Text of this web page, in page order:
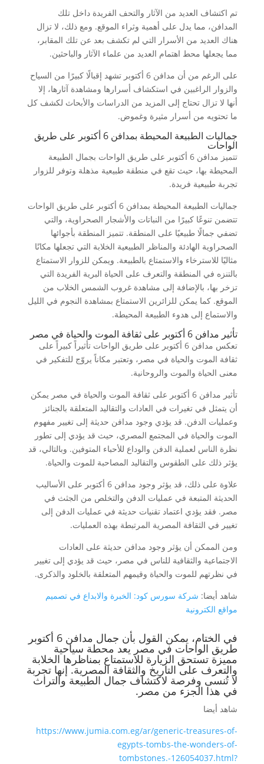
تم اكتشاف العديد من الآثار والتحف الفريدة داخل تلك
المدافن، مما يدل على أهمية وثراء الموقع. ومع ذلك، لا تزال
هناك العديد من الأسرار التي لم تكشف بعد عن تلك المقابر،
مما يجعلها محط اهتمام العديد من علماء الآثار والباحثين.
على الرغم من أن مدافن 6 أكتوبر تشهد إقبالًا كبيرًا من السياح
والزوار الراغبين في استكشاف أسرارها ومشاهدة آثارها، إلا
أنها لا تزال تحتاج إلى المزيد من الدراسات والأبحاث لكشف كل
ما تحتويه من أسرار مثيرة وغموض.
جماليات الطبيعة المحيطة بمدافن 6 أكتوبر على طريق
الواحات
تتميز مدافن 6 أكتوبر على طريق الواحات بجمال الطبيعة
المحيطة بها، حيث تقع في منطقة طبيعية مذهلة وتوفر للزوار
تجربة طبيعية فريدة.
جماليات الطبيعة المحيطة بمدافن 6 أكتوبر على طريق الواحات
تتضمن تنوعًا كبيرًا من النباتات والأشجار الصحراوية، والتي
تضفي جمالًا طبيعيًا على المنطقة. تتميز المنطقة بأجوائها
الصحراوية الهادئة والمناظر الطبيعية الخلابة التي تجعلها مكانًا
مثاليًا للاسترخاء والاستمتاع بالطبيعة. ويمكن للزوار الاستمتاع
بالتنزه في المنطقة والتعرف على الحياة البرية الفريدة التي
تزخر بها، بالإضافة إلى مشاهدة غروب الشمس الخلاب من
الموقع. كما يمكن للزائرين الاستمتاع بمشاهدة النجوم في الليل
والاستماع إلى هدوء الطبيعة المحيطة.
تأثير مدافن 6 أكتوبر على ثقافة الموت والحياة في مصر
تعكس مدافن 6 أكتوبر على طريق الواحات تأثيراً كبيراً على
ثقافة الموت والحياة في مصر، وتعتبر مكاناً يروّج للتفكير في
معنى الحياة والموت والروحانية.
تأثير مدافن 6 أكتوبر على ثقافة الموت والحياة في مصر يمكن
أن يتمثل في تغيرات في العادات والتقاليد المتعلقة بالجنائز
وعمليات الدفن. قد يؤدي وجود مدافن حديثة إلى تغيير مفهوم
الموت والحياة في المجتمع المصري، حيث قد يؤدي إلى تطور
نظرة الناس لعملية الدفن والوداع للأحباء المتوفين. وبالتالي، قد
يؤثر ذلك على الطقوس والتقاليد المصاحبة للموت والحياة.
علاوة على ذلك، قد يؤثر وجود مدافن 6 أكتوبر على الأساليب
الحديثة المتبعة في عمليات الدفن والتخلص من الجثث في
مصر. فقد يؤدي اعتماد تقنيات حديثة في عمليات الدفن إلى
تغيير في الثقافة المصرية المرتبطة بهذه العمليات.
ومن الممكن أن يؤثر وجود مدافن حديثة على العادات
الاجتماعية والثقافية للناس في مصر، حيث قد يؤدي إلى تغيير
في نظرتهم للموت والحياة وقيمهم المتعلقة بالخلود والذكرى.
شاهد أيضا: شركة سورس كود: الخبرة والابداع في تصميم
مواقع الكترونية
في الختام، يمكن القول بأن جمال مدافن 6 أكتوبر
طريق الواحات في مصر يعد محطة سياحية
مميزة تستحق الزيارة للاستمتاع بمناظرها الخلابة
والتعرف على التاريخ والثقافة المصرية. إنها تجربة
لا تُنسى وفرصة لاكتشاف جمال الطبيعة والتراث
في هذا الجزء من مصر.
شاهد أيضا
https://www.jumia.com.eg/ar/generic-treasures-of-
egypts-tombs-the-wonders-of-
tombstones.-126054037.html?